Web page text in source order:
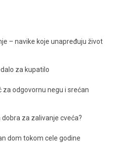
– navike koje unapređuju život
za kupatilo
odgovornu negu i srećan
za zalivanje cveća?
dom tokom cele godine